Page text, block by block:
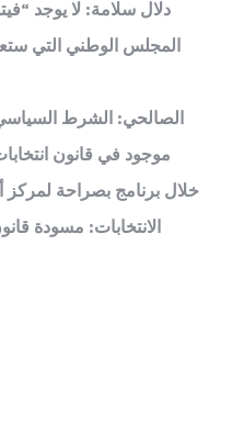
دلال سلامة: لا يوجد
المجلس الوطني التي
الصالحي: الشرط
موجود في قانون
خلال برنامج بصراحة لمركز
الانتخابات: مسودة